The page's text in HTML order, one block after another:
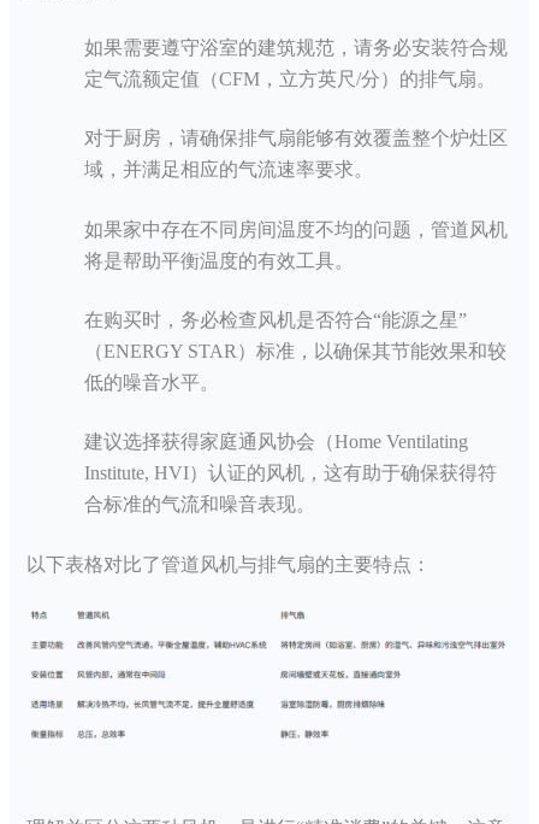
如果需要遵守浴室的建筑规范，请务必安装符合规
定气流额定值（CFM，立方英尺/分）的排气扇。
对于厨房，请确保排气扇能够有效覆盖整个炉灶区
域，并满足相应的气流速率要求。
如果家中存在不同房间温度不均的问题，管道风机
将是帮助平衡温度的有效工具。
在购买时，务必检查风机是否符合“能源之星”
（ENERGY STAR）标准，以确保其节能效果和较
低的噪音水平。
建议选择获得家庭通风协会（Home Ventilating
Institute, HVI）认证的风机，这有助于确保获得符
合标准的气流和噪音表现。
以下表格对比了管道风机与排气扇的主要特点：